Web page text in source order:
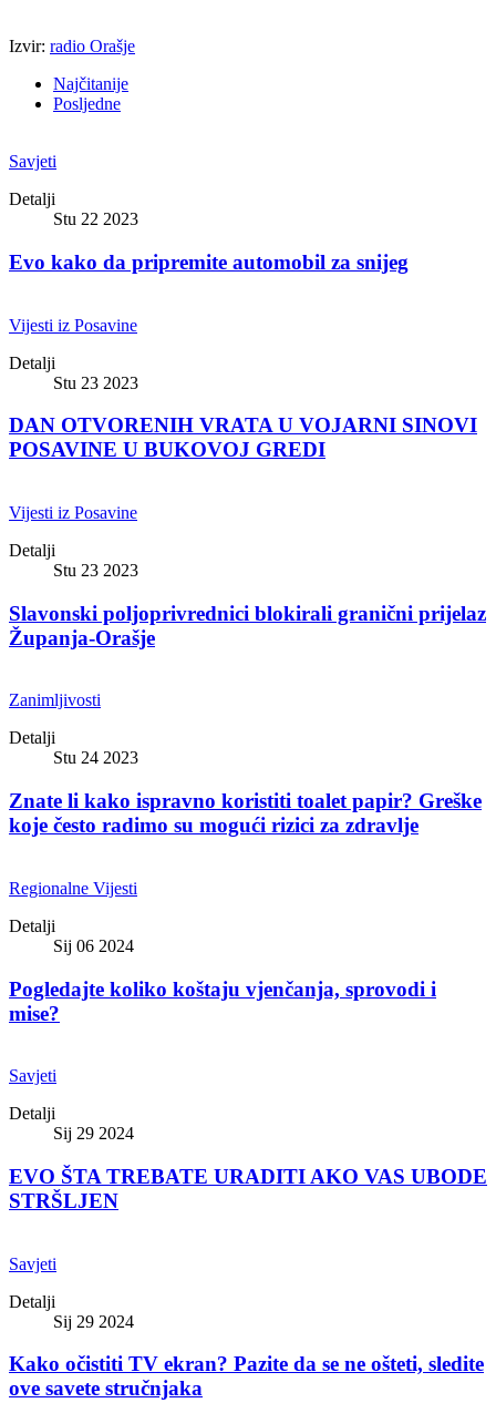
Izvir: radio Orašje
Najčitanije
Posljedne
Savjeti
Detalji
Stu 22 2023
Evo kako da pripremite automobil za snijeg
Vijesti iz Posavine
Detalji
Stu 23 2023
DAN OTVORENIH VRATA U VOJARNI SINOVI
POSAVINE U BUKOVOJ GREDI
Vijesti iz Posavine
Detalji
Stu 23 2023
Slavonski poljoprivrednici blokirali granični prijelaz
Županja-Orašje
Zanimljivosti
Detalji
Stu 24 2023
Znate li kako ispravno koristiti toalet papir? Greške
koje često radimo su mogući rizici za zdravlje
Regionalne Vijesti
Detalji
Sij 06 2024
Pogledajte koliko koštaju vjenčanja, sprovodi i
mise?
Savjeti
Detalji
Sij 29 2024
EVO ŠTA TREBATE URADITI AKO VAS UBODE
STRŠLJEN
Savjeti
Detalji
Sij 29 2024
Kako očistiti TV ekran? Pazite da se ne ošteti, sledite
ove savete stručnjaka